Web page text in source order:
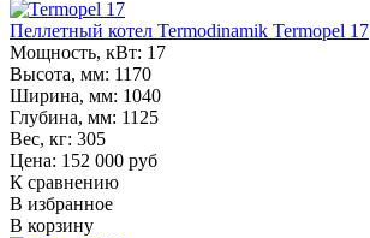
Пеллетный котел Termodinamik Termopel 17
Мощность, кВт: 17
Высота, мм: 1170
Ширина, мм: 1040
Глубина, мм: 1125
Вес, кг: 305
Цена: 152 000 руб
К сравнению
В избранное
В корзину